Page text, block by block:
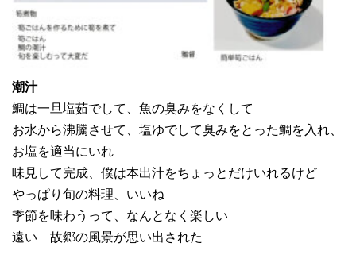
潮汁
鯛は一旦塩茹でして、魚の臭みをなくして
お水から沸騰させて、塩ゆでして臭みをとった鯛を入れ、
お塩を適当にいれ
味見して完成、僕は本出汁をちょっとだけいれるけど
やっぱり旬の料理、いいね
季節を味わうって、なんとなく楽しい
遠い 故郷の風景が思い出された